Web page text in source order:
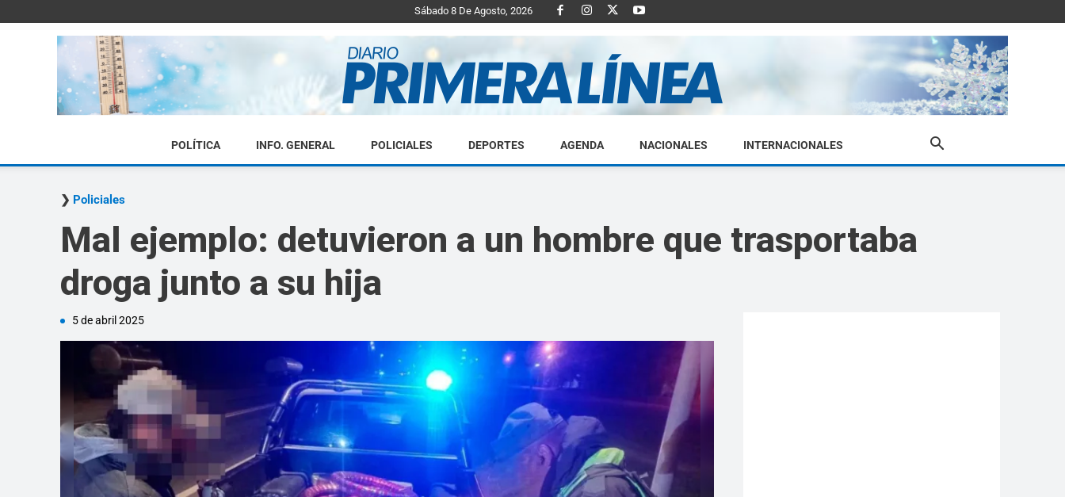
Sábado 8 De Agosto, 2026
Diario
Linea
POLÍTICA INFO. GENERAL POLICIALES DEPORTES AGENDA NACIONALES INTERNACIONALES
Policiales
Mal ejemplo: detuvieron a un hombre que trasportaba
droga junto a su hija
5 de abril 2025